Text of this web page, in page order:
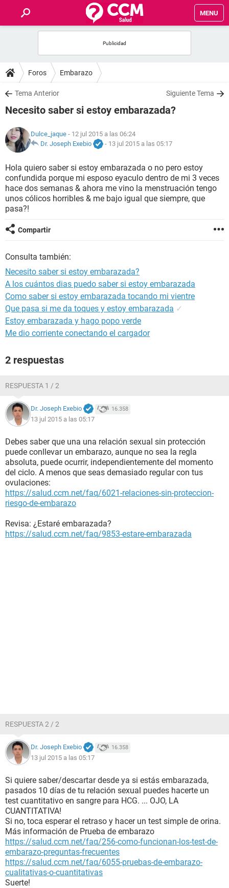
MENU
FOROS
SALUD
NUTRICIÓN
BIENESTAR
SEXUALIDAD
GLOSARIO
Foros Embarazo
Tema Anterior Siguiente Tema
Necesito saber si estoy embarazada?
Dulce_jaque - 12 jul 2015 a las 06:24
Dr. Joseph Exebio
- 13 jul 2015 a las 05:17
Hola quiero saber si estoy embarazada o no pero estoy
confundida porque mi esposo eyaculo dentro de mi 3 veces
hace dos semanas & ahora me vino la menstruación tengo
unos cólicos horribles & me bajo igual que siempre, que
pasa?!
Compartir
Consulta también:
Necesito saber si estoy embarazada?
A los cuántos dias puedo saber si estoy embarazada
Como saber si estoy embarazada tocando mi vientre
Que pasa si me da toques y estoy embarazada ✓
Estoy embarazada y hago popo verde
Me dio corriente conectando el cargador
2 respuestas
RESPUESTA 1 / 2
Dr. Joseph Exebio 16.358
13 jul 2015 a las 05:17
Debes saber que una una relación sexual sin protección
puede conllevar un embarazo, aunque no sea la regla
absoluta, puede ocurrir, independientemente del momento
del ciclo. A menos que seas demasiado regular con tus
ovulaciones:
https://salud.ccm.net/faq/6021-relaciones-sin-proteccion-
riesgo-de-embarazo
Revisa: ¿Estaré embarazada?
https://salud.ccm.net/faq/9853-estare-embarazada
RESPUESTA 2 / 2
Dr. Joseph Exebio 16.358
13 jul 2015 a las 05:17
Si quiere saber/descartar desde ya si estás embarazada,
pasados 10 días de tu relación sexual puedes hacerte un
test cuantitativo en sangre para HCG. ... OJO, LA
CUANTITATIVA!
Si no, toca esperar el retraso y hacer un test simple de orina.
Más información de Prueba de embarazo
https://salud.ccm.net/faq/256-como-funcionan-los-test-de-
embarazo-preguntas-frecuentes
https://salud.ccm.net/faq/6055-pruebas-de-embarazo-
cualitativas-o-cuantitativas
Suerte!